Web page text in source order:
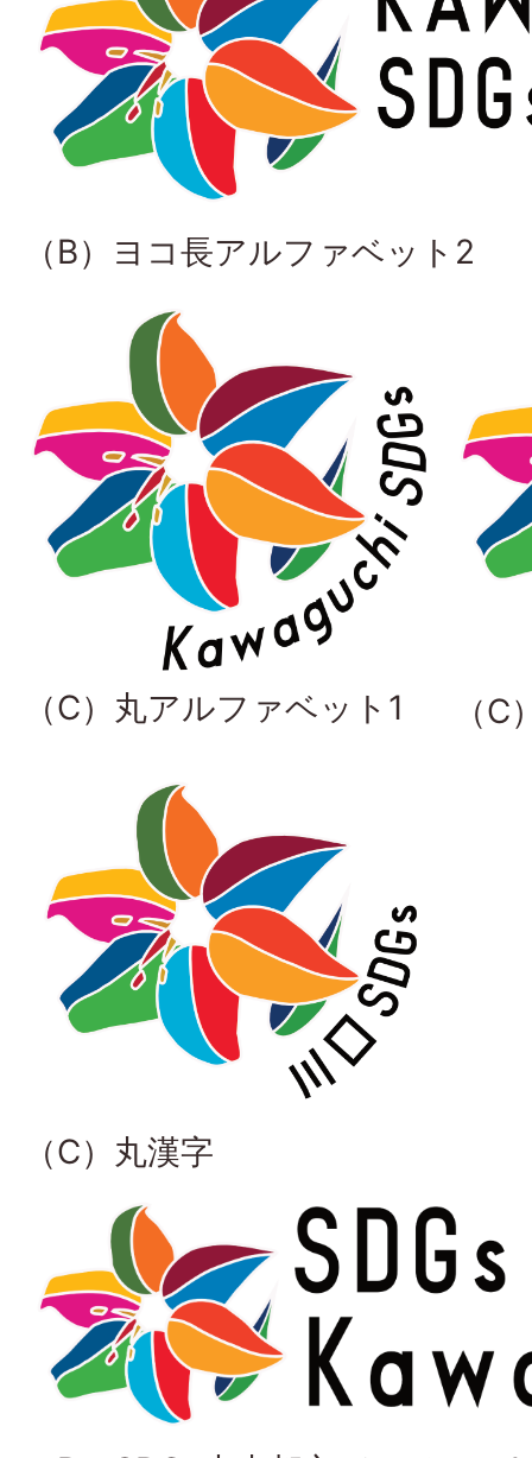
（B）ヨコ長アルファベット2
（C）丸アルファベット1 （
（C）丸漢字